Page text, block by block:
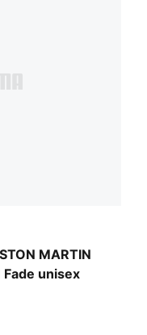
MARTIN
Fade unisex